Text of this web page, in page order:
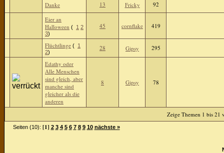
Danke 13 Fricky
92
Eier an
Halloween ( 1 2
3)
45 cornflake 419
Flüchtlinge ( 1
2)
28 Gipsy 295
Edathy oder
Alle Menschen
sind gleich, aber
manche sind
gleicher als die
anderen
8 Gipsy 78
Zeige Themen 1 bis 21
Seiten (10): [1] 2 3 4 5 6 7 8 9 10 nächste »